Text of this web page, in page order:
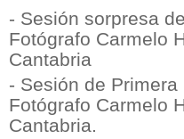
- Sesión sorpresa
Fotógrafo Carmelo
Cantabria
- Sesión de
Fotógrafo Carmelo
Cantabria.